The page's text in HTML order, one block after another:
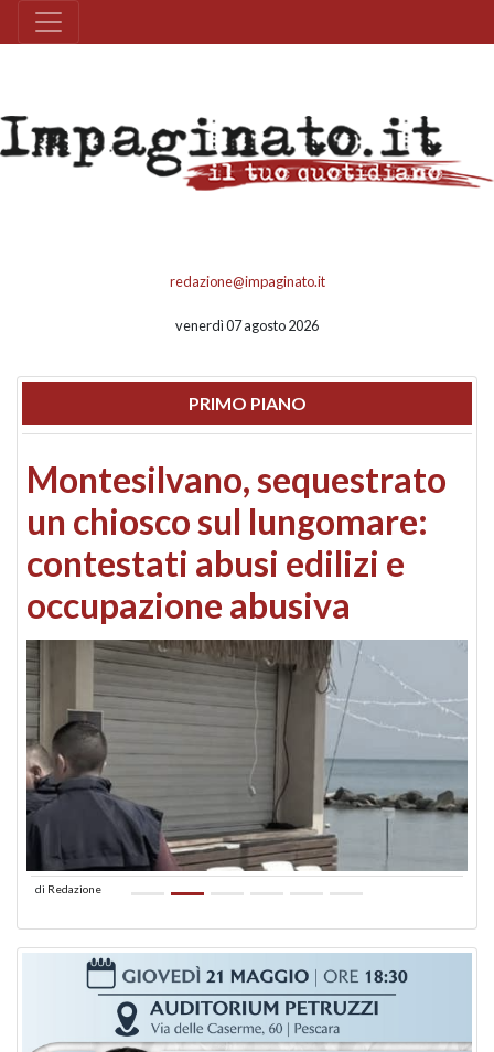
redazione@impaginato.it
venerdì 07 agosto 2026
PRIMO PIANO
Montesilvano, sequestrato
un chiosco sul lungomare:
contestati abusi edilizi e
occupazione abusiva
di Redazione